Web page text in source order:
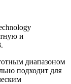
и
диапазоном
подходит для